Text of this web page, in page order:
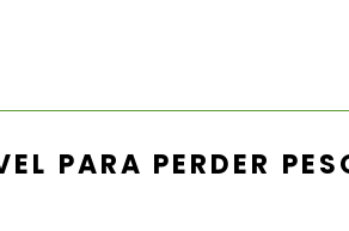
PARA PERDER